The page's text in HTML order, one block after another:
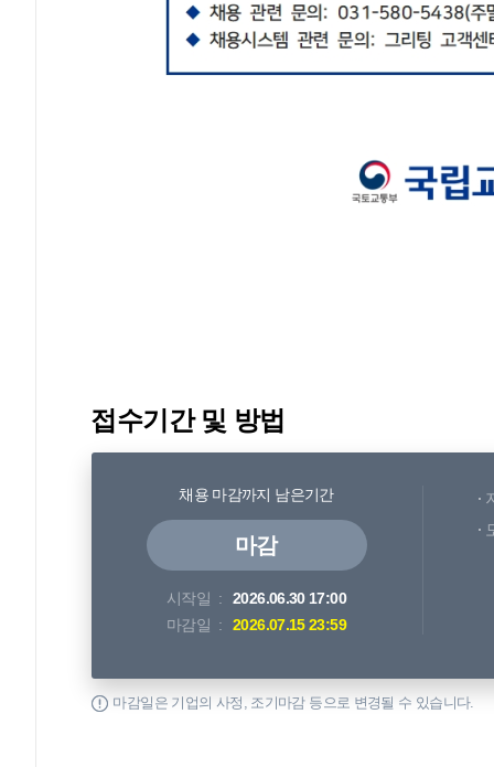
접수기간 및 방법
채용 마감까지 남은기간
마감
시작일
2026.06.30 17:00
마감일
2026.07.15 23:59
마감일은 기업의 사정, 조기마감 등으로 변경될 수 있습니다.